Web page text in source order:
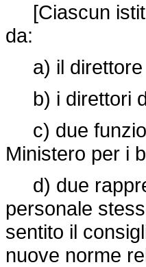
[Ciascun
da:
a) il direttore
b) i direttori
c) due
Ministero per i
d) due
personale
sentito il
nuove norme